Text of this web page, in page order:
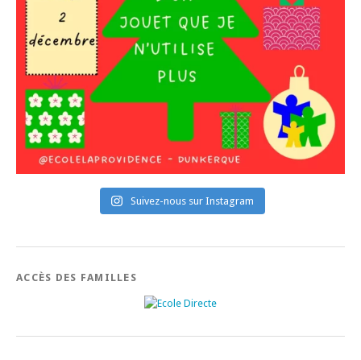
Suivez-nous sur Instagram
ACCÈS DES FAMILLES